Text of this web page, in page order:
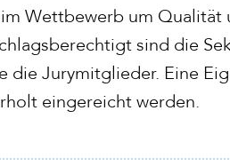
Wettbewerb um Qualität
sind die
die Jurymitglieder. Eine
eingereicht werden.